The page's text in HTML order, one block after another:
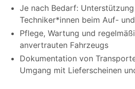
Je nach Bedarf:
Techniker*innen beim Auf-
Pflege, Wartung und
anvertrauten Fahrzeugs
Dokumentation von
Umgang mit Lieferscheinen